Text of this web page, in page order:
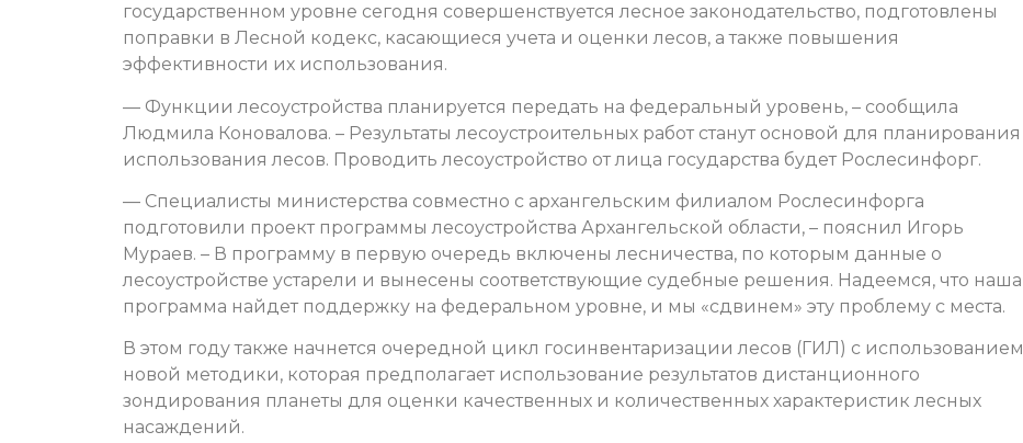
государственном уровне сегодня совершенствуется лесное законодательство, подготовлены
поправки в Лесной кодекс, касающиеся учета и оценки лесов, а также повышения
эффективности их использования.
— Функции лесоустройства планируется передать на федеральный уровень, – сообщила
Людмила Коновалова. – Результаты лесоустроительных работ станут основой для планирования
использования лесов. Проводить лесоустройство от лица государства будет Рослесинфорг.
— Специалисты министерства совместно с архангельским филиалом Рослесинфорга
подготовили проект программы лесоустройства Архангельской области, – пояснил Игорь
Мураев. – В программу в первую очередь включены лесничества, по которым данные о
лесоустройстве устарели и вынесены соответствующие судебные решения. Надеемся, что наша
программа найдет поддержку на федеральном уровне, и мы «сдвинем» эту проблему с места.
В этом году также начнется очередной цикл госинвентаризации лесов (ГИЛ) с использованием
новой методики, которая предполагает использование результатов дистанционного
зондирования планеты для оценки качественных и количественных характеристик лесных
насаждений.